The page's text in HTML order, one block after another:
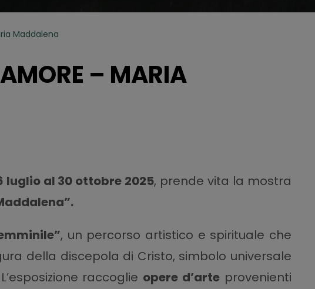
Maddalena
– MARIA
luglio al 30 ottobre 2025, prende vita la mostra
, un percorso artistico e spirituale che
della discepola di Cristo, simbolo universale
raccoglie opere d’arte provenienti